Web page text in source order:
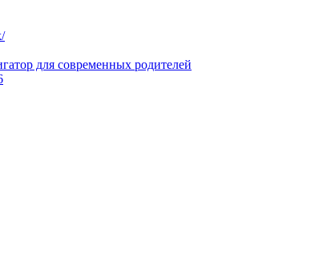
для современных родителей